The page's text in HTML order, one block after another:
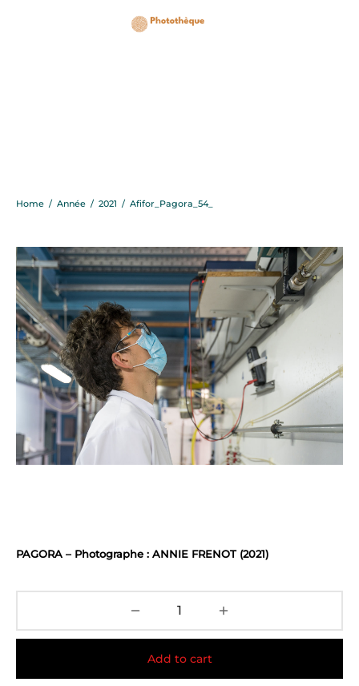
Home / Année / 2021 / Afifor_Pagora_54_
PAGORA – Photographe : ANNIE FRENOT (2021)
Add to cart